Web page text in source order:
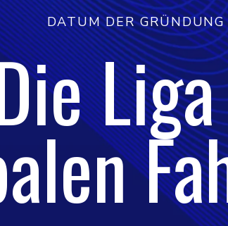
DATUM DER GRÜNDUNG